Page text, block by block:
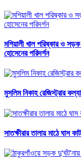
মশিয়ালী খাল পরিষ্কার ও সড়ক
হোসেনের পরিদর্শন
মুসলিম নিকাহ রেজিস্ট্রার
সাতক্ষীরার তালায় মাঠে ঘাস